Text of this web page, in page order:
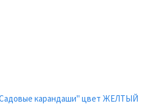
карандаши" цвет ЖЕЛТЫЙ